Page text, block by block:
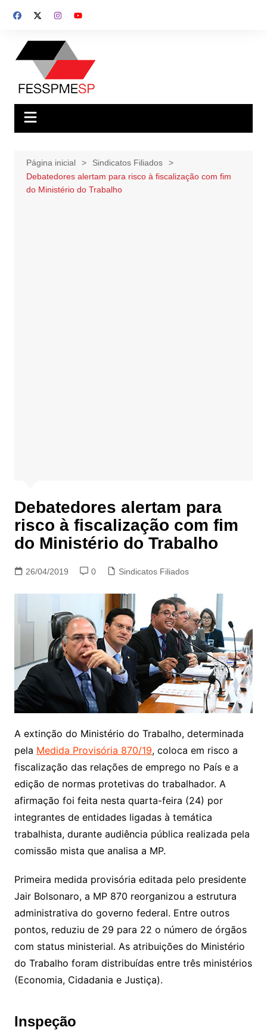
para
conteúdo
Página inicial
Sindicatos Filiados
Debatedores alertam para risco à fiscalização com fim
do Ministério do Trabalho
Debatedores alertam para
risco à fiscalização com fim
do Ministério do Trabalho
26/04/2019 0 Sindicatos Filiados
A extinção do Ministério do Trabalho, determinada
pela Medida Provisória 870/19, coloca em risco a
fiscalização das relações de emprego no País e a
edição de normas protetivas do trabalhador. A
afirmação foi feita nesta quarta-feira (24) por
integrantes de entidades ligadas à temática
trabalhista, durante audiência pública realizada pela
comissão mista que analisa a MP.
Primeira medida provisória editada pelo presidente
Jair Bolsonaro, a MP 870 reorganizou a estrutura
administrativa do governo federal. Entre outros
pontos, reduziu de 29 para 22 o número de órgãos
com status ministerial. As atribuições do Ministério
do Trabalho foram distribuídas entre três ministérios
(Economia, Cidadania e Justiça).
Inspeção